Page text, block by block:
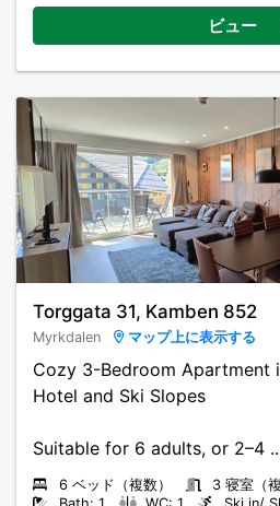
ビュー
Torggata 31, Kamben 852
Myrkdalen マップ上に表示する
Cozy 3-Bedroom Apartment
Hotel and Ski Slopes
Suitable for 6 adults, or 2–4
6 ベッド（複数） 3 寝室（複